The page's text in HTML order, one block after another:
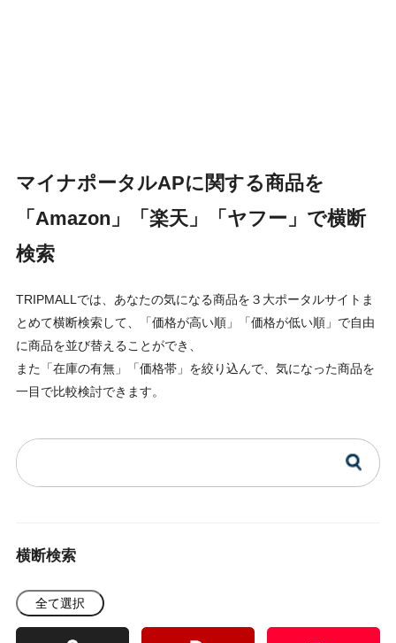
マイナポータルAPに関する商品を
「Amazon」「楽天」「ヤフー」で横断
検索
TRIPMALLでは、あなたの気になる商品を３大ポータルサイトま
とめて横断検索して、「価格が高い順」「価格が低い順」で自由
に商品を並び替えることができ、
また「在庫の有無」「価格帯」を絞り込んで、気になった商品を
一目で比較検討できます。
横断検索
全て選択